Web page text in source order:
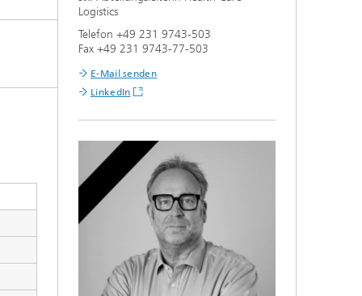
Logistics
Telefon +49 231 9743-503
Fax +49 231 9743-77-503
E-Mail senden
LinkedIn